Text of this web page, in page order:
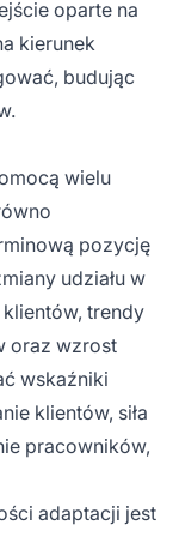
oparte na
kierunek
budując
wielu
pozycję
udziału w
trendy
oraz wzrost
wskaźniki
klientów, siła
pracowników,
adaptacji jest